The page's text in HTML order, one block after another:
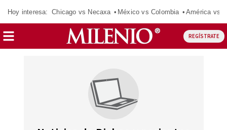
Hoy interesa: Chicago vs Necaxa México vs Colombia América vs
REGÍSTRATE